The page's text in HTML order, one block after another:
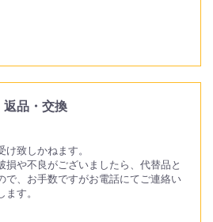
返品・交換
致しかねます。
損や不良がございましたら、代替品と
で、お手数ですがお電話にてご連絡い
す。